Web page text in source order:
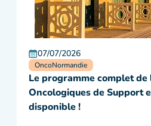
07/07/2026
OncoNormandie
Le programme complet de
Oncologiques de Support
disponible !